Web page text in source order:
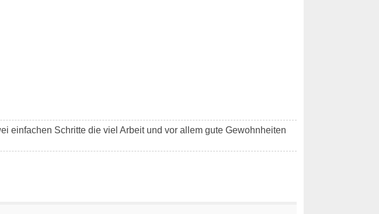
einfachen Schritte die viel Arbeit und vor allem gute Gewohnheiten